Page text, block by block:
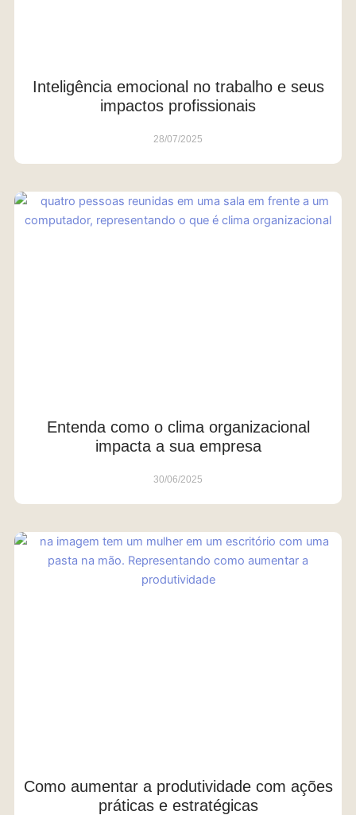
Inteligência emocional no trabalho e seus
impactos profissionais
28/07/2025
Entenda como o clima organizacional
impacta a sua empresa
30/06/2025
Como aumentar a produtividade com ações
práticas e estratégicas